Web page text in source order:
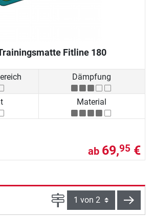
Fitline 180
Dämpfung
Material
ab 69,95 €
Seite